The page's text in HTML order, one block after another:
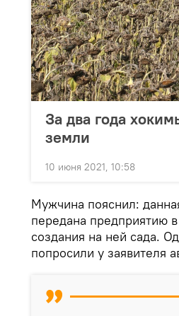
За два года
земли
10 июня 2021, 10:58
Мужчина пояснил:
передана предприятию
создания на ней сада.
попросили у заявителя